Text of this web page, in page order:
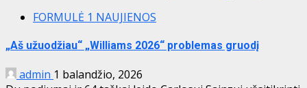
FORMULĖ 1 NAUJIENOS
„Aš užuodžiau“ „Williams 2026“ problemas gruodį
admin 1 balandžio, 2026